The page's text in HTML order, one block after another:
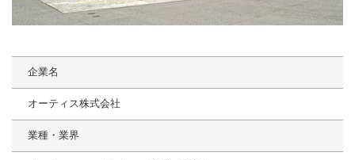
企業名
オーティス株式会社
業種・業界